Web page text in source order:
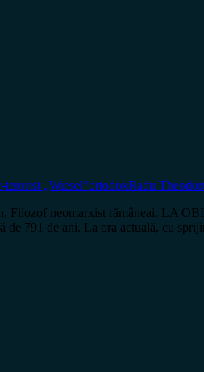
„Wiesel”ortodoxRadu
neomarxist rămâneai. LA
de 791 de ani. La ora actuală, cu